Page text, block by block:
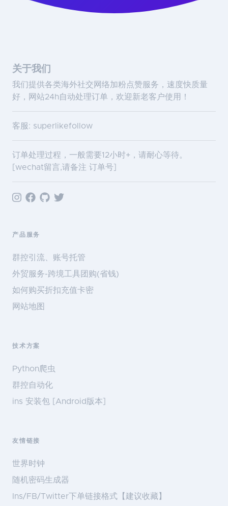
关于我们
我们提供各类海外社交网络加粉点赞服务，速度快质量
好，网站24h自动处理订单，欢迎新老客户使用！
客服: superlikefollow
订单处理过程，一般需要12小时+，请耐心等待。
[wechat留言,请备注 订单号]
产品服务
群控引流、账号托管
外贸服务-跨境工具团购(省钱)
如何购买折扣充值卡密
网站地图
技术方案
Python爬虫
群控自动化
ins 安装包 [Android版本]
友情链接
世界时钟
随机密码生成器
Ins/FB/Twitter下单链接格式【建议收藏】